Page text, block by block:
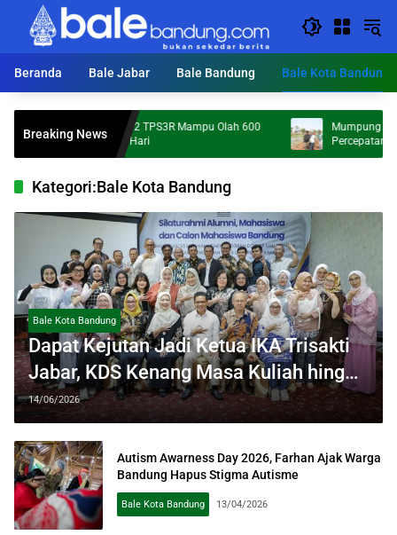
Langsung
konten
Beranda
Bale Jabar Bale Bandung Bale Kota Bandung
Breaking News
172 TPS3R Mampu Olah 600
per Hari
Mumpung Kemarau, Bupati
Percepatan Normalisasi
Kategori:Bale Kota Bandung
Bale Kota Bandung
Dapat Kejutan Jadi Ketua IKA Trisakti
Jabar, KDS Kenang Masa Kuliah hingga
Raih Gelar Doktor
14/06/2026
Autism Awarness Day 2026, Farhan Ajak Warga
Bandung Hapus Stigma Autisme
Bale Kota Bandung 13/04/2026